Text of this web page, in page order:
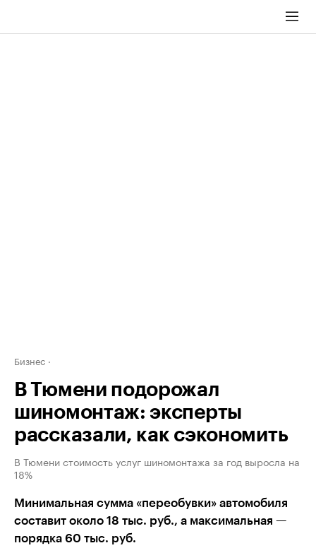
Бизнес
В Тюмени подорожал
шиномонтаж: эксперты
рассказали, как сэкономить
В Тюмени стоимость услуг шиномонтажа за год выросла на
18%
Минимальная сумма «переобувки» автомобиля
составит около 18 тыс. руб., а максимальная —
порядка 60 тыс. руб.